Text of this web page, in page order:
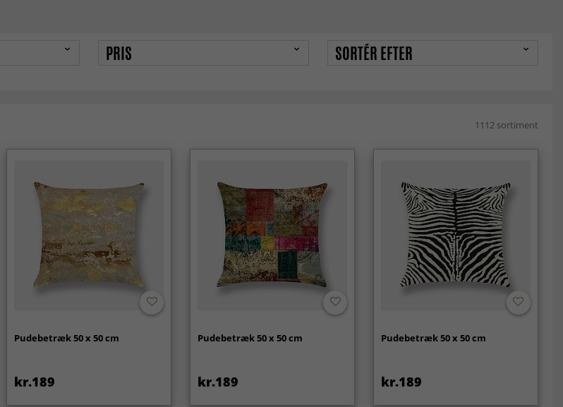
PRIS SORTÉR EFTER
1112 sortiment
Pudebetræk 50 x 50 cm
kr.189
Pudebetræk 50 x 50 cm
kr.189
Pudebetræk 50 x 50 cm
kr.189